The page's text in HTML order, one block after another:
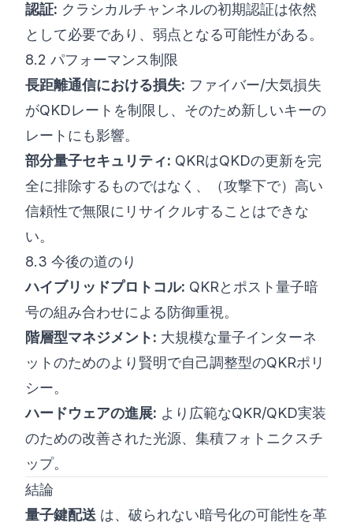
認証: クラシカルチャンネルの初期認証は依然
として必要であり、弱点となる可能性がある。
8.2 パフォーマンス制限
長距離通信における損失: ファイバー/大気損失
がQKDレートを制限し、そのため新しいキーの
レートにも影響。
部分量子セキュリティ: QKRはQKDの更新を完
全に排除するものではなく、（攻撃下で）高い
信頼性で無限にリサイクルすることはできな
い。
8.3 今後の道のり
ハイブリッドプロトコル: QKRとポスト量子暗
号の組み合わせによる防御重視。
階層型マネジメント: 大規模な量子インターネ
ットのためのより賢明で自己調整型のQKRポリ
シー。
ハードウェアの進展: より広範なQKR/QKD実装
のための改善された光源、集積フォトニクスチ
ップ。
結論
量子鍵配送 は、破られない暗号化の可能性を革